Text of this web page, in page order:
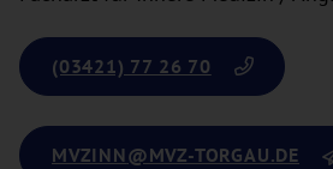
(03421) 77 26 70
MVZINN@MVZ-TORGAU.DE